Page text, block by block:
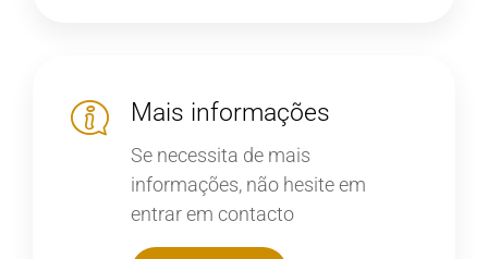
Mais informações
Se necessita de mais
informações, não hesite em
entrar em contacto